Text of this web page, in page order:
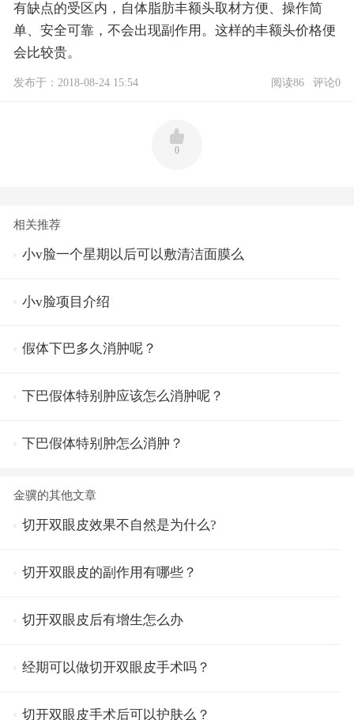
有缺点的受区内，自体脂肪丰额头取材方便、操作简
单、安全可靠，不会出现副作用。这样的丰额头价格便
会比较贵。
发布于：2018-08-24 15:54 阅读86 评论0
0
相关推荐
小v脸一个星期以后可以敷清洁面膜么
小v脸项目介绍
假体下巴多久消肿呢？
下巴假体特别肿应该怎么消肿呢？
下巴假体特别肿怎么消肿？
金骥的其他文章
切开双眼皮效果不自然是为什么?
切开双眼皮的副作用有哪些？
切开双眼皮后有增生怎么办
经期可以做切开双眼皮手术吗？
切开双眼皮手术后可以护肤么？